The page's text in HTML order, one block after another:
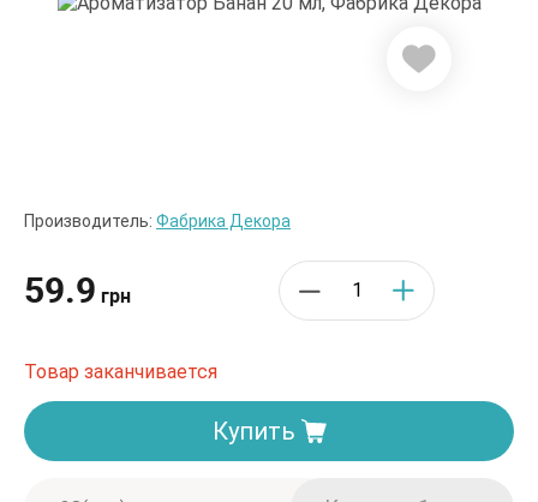
Производитель: Фабрика Декора
59.9 грн
Товар заканчивается
Купить